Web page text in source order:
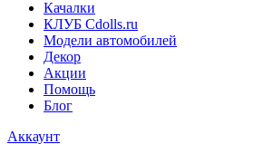
Качалки
КЛУБ Cdolls.ru
Модели автомобилей
Декор
Акции
Помощь
Блог
Аккаунт